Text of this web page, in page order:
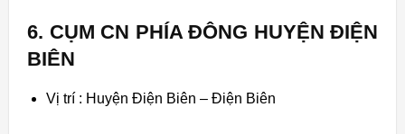
6. CỤM CN PHÍA ĐÔNG HUYỆN ĐIỆN
BIÊN
Vị trí : Huyện Điện Biên – Điện Biên